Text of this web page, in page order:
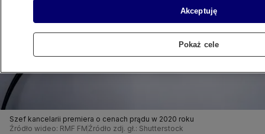
Szef kancelarii premiera o cenach prądu w 2020 roku
Źródło wideo: RMF FM Źródło zdj. gł.: Shutterstock
Akceptuję
Pokaż cele